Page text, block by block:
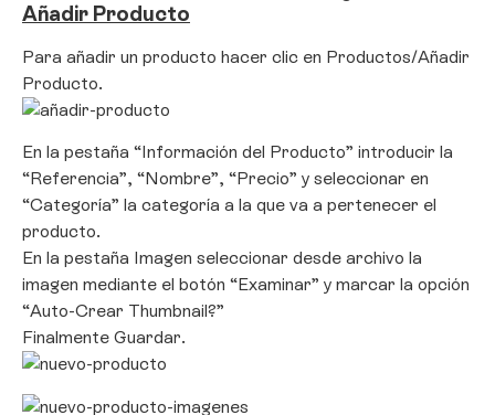
Añadir Producto
Para añadir un producto hacer clic en Productos/Añadir
Producto.
En la pestaña “Información del Producto” introducir la
“Referencia”, “Nombre”, “Precio” y seleccionar en
“Categoría” la categoría a la que va a pertenecer el
producto.
En la pestaña Imagen seleccionar desde archivo la
imagen mediante el botón “Examinar” y marcar la opción
“Auto-Crear Thumbnail?”
Finalmente Guardar.